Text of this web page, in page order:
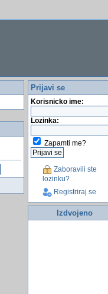
Prijavi se
Korisnicko ime:
Lozinka:
Zapamti me?
Zaboravili ste
lozinku?
Registriraj se
Izdvojeno